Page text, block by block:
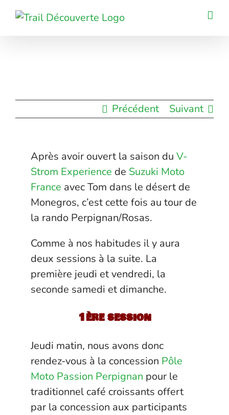
Passer
Précédent Suivant
Après avoir ouvert la saison du V-
Strom Experience de Suzuki Moto
France avec Tom dans le désert de
Monegros, c’est cette fois au tour de
la rando Perpignan/Rosas.
Comme à nos habitudes il y aura
deux sessions à la suite. La
première jeudi et vendredi, la
seconde samedi et dimanche.
1ère session
Jeudi matin, nous avons donc
rendez-vous à la concession Pôle
Moto Passion Perpignan pour le
traditionnel café croissants offert
par la concession aux participants